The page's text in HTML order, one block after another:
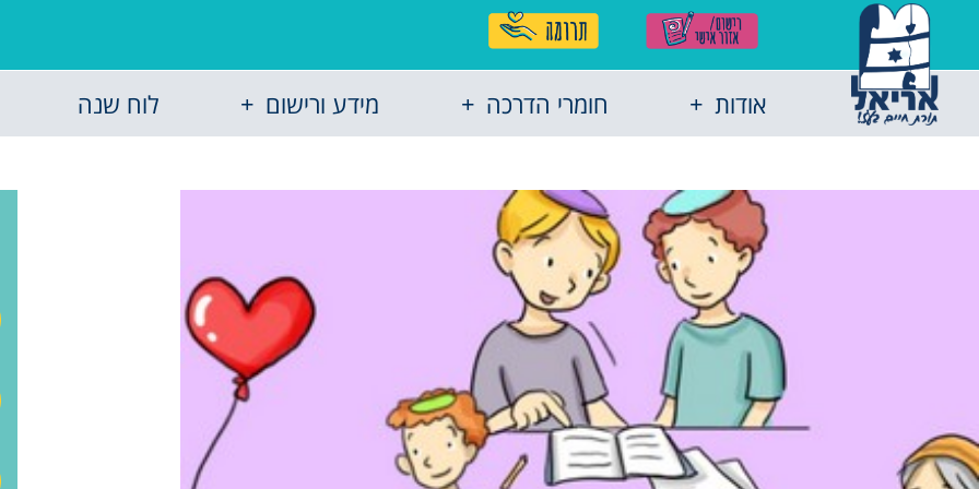
אודות חומרי הדרכה מידע ורישום לוח שנה